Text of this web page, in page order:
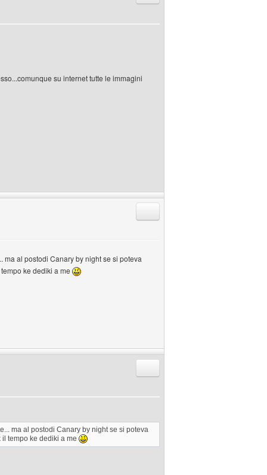
su internet tutte le immagini
ma al postodi Canary by night se si poteva
ke dediki a me
ma al postodi Canary by night se si poteva
tempo ke dediki a me